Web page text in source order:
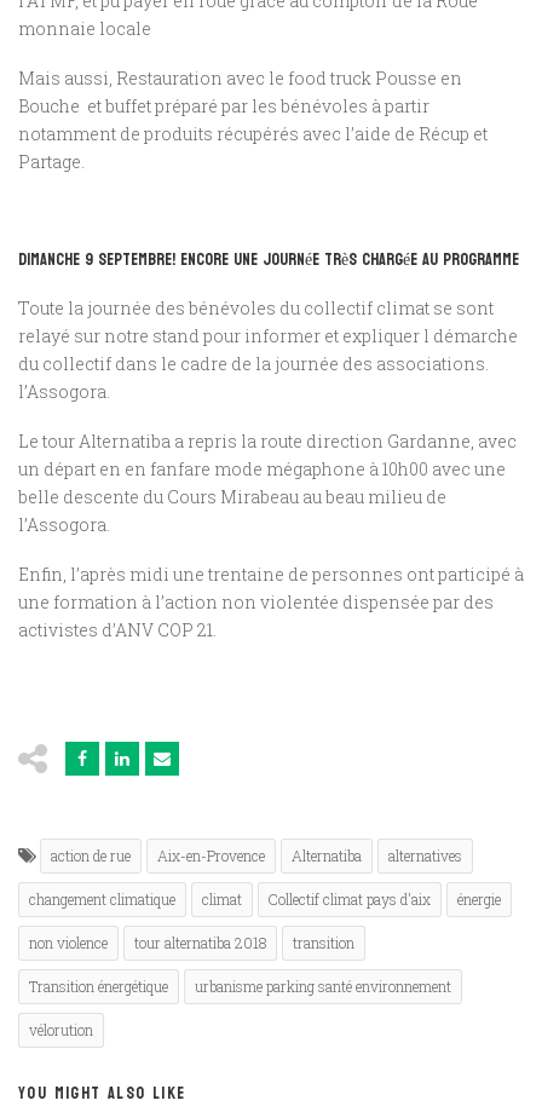
monnaie locale
Mais aussi, Restauration avec le food truck Pousse en
Bouche et buffet préparé par les bénévoles à partir
notamment de produits récupérés avec l’aide de Récup et
Partage.
Dimanche 9 septembre! encore une journée très chargée au programme
Toute la journée des bénévoles du collectif climat se sont
relayé sur notre stand pour informer et expliquer l démarche
du collectif dans le cadre de la journée des associations.
l’Assogora.
Le tour Alternatiba a repris la route direction Gardanne, avec
un départ en en fanfare mode mégaphone à 10h00 avec une
belle descente du Cours Mirabeau au beau milieu de
l’Assogora.
Enfin, l’après midi une trentaine de personnes ont participé à
une formation à l’action non violentée dispensée par des
activistes d’ANV COP 21.
action de rue Aix-en-Provence Alternatiba alternatives
changement climatique climat Collectif climat pays d'aix énergie
non violence tour alternatiba 2018 transition
Transition énergétique urbanisme parking santé environnement
vélorution
YOU MIGHT ALSO LIKE